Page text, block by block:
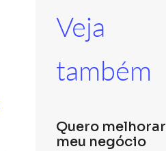
Veja
também
Quero melhorar
meu negócio